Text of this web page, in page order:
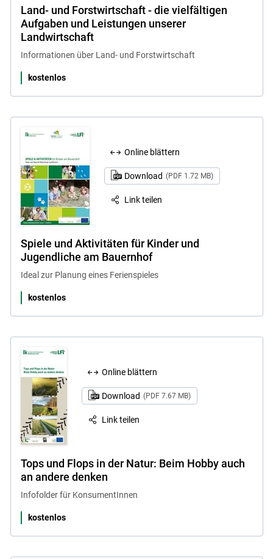
Land- und Forstwirtschaft - die vielfältigen
Aufgaben und Leistungen unserer
Landwirtschaft
Informationen über Land- und Forstwirtschaft
kostenlos
Online blättern
Download (PDF 1.72 MB)
Link teilen
Spiele und Aktivitäten für Kinder und
Jugendliche am Bauernhof
Ideal zur Planung eines Ferienspieles
kostenlos
Online blättern
Download (PDF 7.67 MB)
Link teilen
Tops und Flops in der Natur: Beim Hobby auch
an andere denken
Infofolder für KonsumentInnen
kostenlos